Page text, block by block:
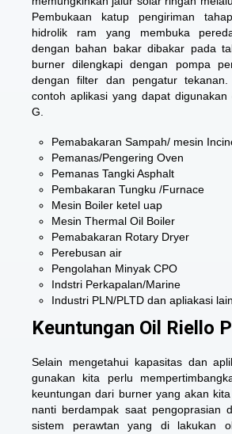
Pembukaan katup pengiriman
hidrolik ram yang membuka
dengan bahan bakar dibakar pada
burner dilengkapi dengan pompa
dengan filter dan pengatur
contoh aplikasi yang dapat
G.
Pemabakaran Sampah/ mesin
Pemanas/Pengering Oven
Pemanas Tangki Asphalt
Pembakaran Tungku /Furnace
Mesin Boiler ketel uap
Mesin Thermal Oil Boiler
Pemabakaran Rotary Dryer
Perebusan air
Pengolahan Minyak CPO
Indstri Perkapalan/Marine
Industri PLN/PLTD dan apliakasi lain
Keuntungan Oil Riello
Selain mengetahui kapasitas dan
gunakan kita perlu
keuntungan dari burner yang akan
nanti berdampak saat pengoprasian
sistem perawtan yang di lakukan